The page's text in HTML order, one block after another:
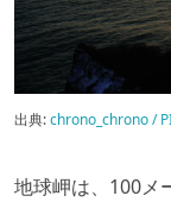
出典:chrono_chrono /
地球岬は、100メ